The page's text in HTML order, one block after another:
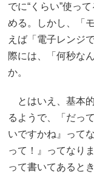
でに“くらい”使っ
める。しかし、「
えば「電子レンジ
際には、「何秒な
か。
とはいえ、基本
るようで、「だっ
いですかね』って
って！』ってな
って書いてあると